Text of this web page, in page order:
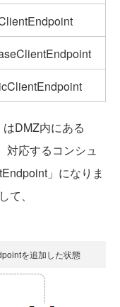
DMZ内にある
対応するコンシュ
」になりま
、
を追加した状態